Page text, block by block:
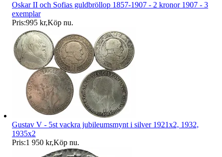
Oskar II och Sofias guldbröllop 1857-1907 - 2 kronor 1907 - 3
exemplar
Pris:995 kr,Köp nu.
Gustav V - 5st vackra jubileumsmynt i silver 1921x2, 1932,
1935x2
Pris:1 950 kr,Köp nu.